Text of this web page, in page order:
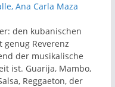
Ana Carla Maza
den kubanischen
Reverenz
der musikalische
ist. Guarija, Mambo,
Reggaeton, der